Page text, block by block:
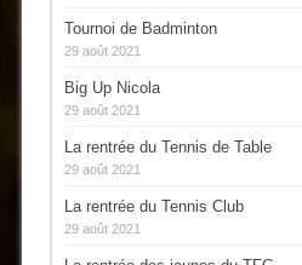
Tournoi de Badminton
29 août 2021
Big Up Nicola
29 août 2021
La rentrée du Tennis de Table
29 août 2021
La rentrée du Tennis Club
29 août 2021